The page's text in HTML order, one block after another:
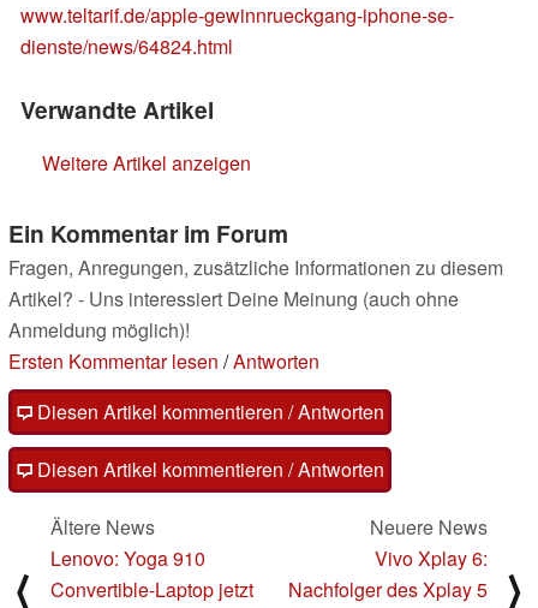
www.teltarif.de/apple-gewinnrueckgang-iphone-se-
dienste/news/64824.html
Verwandte Artikel
Weitere Artikel anzeigen
Ein Kommentar im Forum
Fragen, Anregungen, zusätzliche Informationen zu diesem
Artikel? - Uns interessiert Deine Meinung (auch ohne
Anmeldung möglich)!
Ersten Kommentar lesen /Antworten
Diesen Artikel kommentieren / Antworten
Diesen Artikel kommentieren / Antworten
⟨
Ältere News
Lenovo: Yoga 910
Convertible-Laptop jetzt
Neuere News
Vivo Xplay 6:
Nachfolger des Xplay 5
⟩